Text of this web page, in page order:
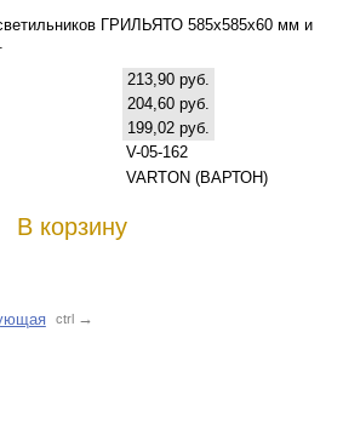
ГРИЛЬЯТО 585х585х60 мм и
213,90 руб.
204,60 руб.
199,02 руб.
V-05-162
VARTON (ВАРТОН)
В корзину
ctrl →